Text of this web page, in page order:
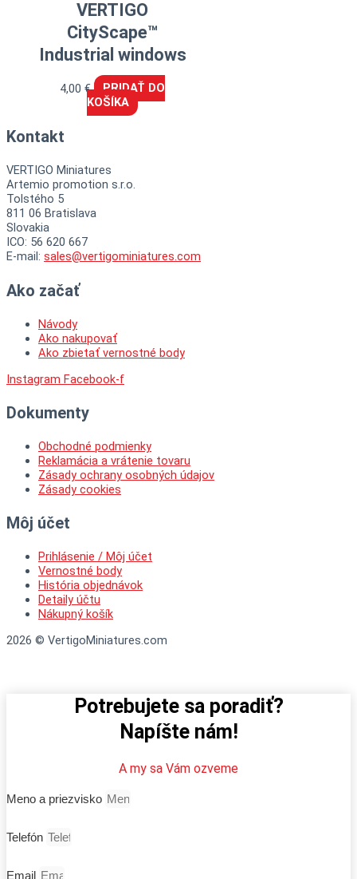
VERTIGO
CityScape™
Industrial windows
4,00€
PRIDAŤ DO
KOŠÍKA
Kontakt
VERTIGO Miniatures
Artemio promotion s.r.o.
Tolstého 5
811 06 Bratislava
Slovakia
ICO: 56 620 667
E-mail: sales@vertigominiatures.com
Ako začať
Návody
Ako nakupovať
Ako zbietať vernostné body
Instagram Facebook-f
Dokumenty
Obchodné podmienky
Reklamácia a vrátenie tovaru
Zásady ochrany osobných údajov
Zásady cookies
Môj účet
Prihlásenie / Môj účet
Vernostné body
História objednávok
Detaily účtu
Nákupný košík
2026 © VertigoMiniatures.com
Potrebujete sa poradiť?
Napíšte nám!
A my sa Vám ozveme
Meno a priezvisko
Telefón
Email